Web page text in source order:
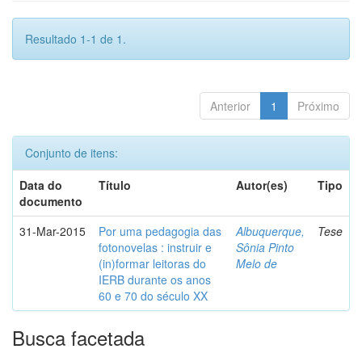
Resultado 1-1 de 1.
Anterior 1 Próximo
Conjunto de itens:
Data do
documento
Título Autor(es) Tipo
31-Mar-2015
Por uma pedagogia das
fotonovelas : instruir e
(in)formar leitoras do
IERB durante os anos
60 e 70 do século XX
Albuquerque,
Sônia Pinto
Melo de
Tese
Busca facetada